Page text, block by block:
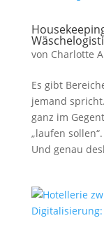
von Charlotte
Es gibt
jemand
ganz im
„laufen
Und genau